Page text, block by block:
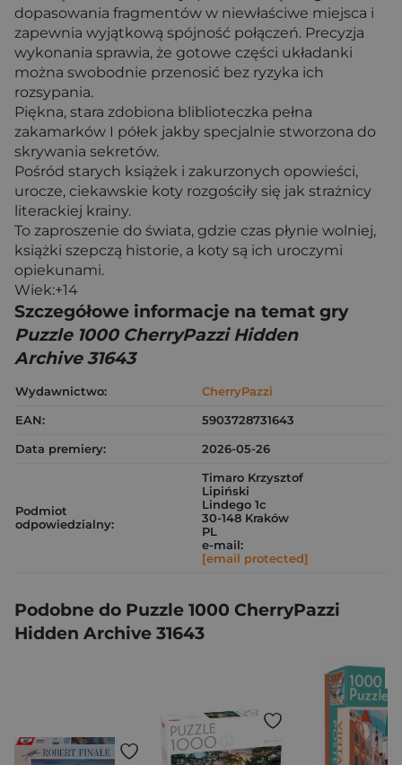
dopasowania fragmentów w niewłaściwe miejsca i
zapewnia wyjątkową spójność połączeń. Precyzja
wykonania sprawia, że gotowe części układanki
można swobodnie przenosić bez ryzyka ich
rozsypania.
Piękna, stara zdobiona bliblioteczka pełna
zakamarków I półek jakby specjalnie stworzona do
skrywania sekretów.
Pośród starych książek i zakurzonych opowieści,
urocze, ciekawskie koty rozgościły się jak strażnicy
literackiej krainy.
To zaproszenie do świata, gdzie czas płynie wolniej,
książki szepczą historie, a koty są ich uroczymi
opiekunami.
Wiek:+14
Szczegółowe informacje na temat gry
Puzzle 1000 CherryPazzi Hidden
Archive 31643
Wydawnictwo:
CherryPazzi
EAN:
5903728731643
Data premiery:
2026-05-26
Podmiot
odpowiedzialny:
Timaro Krzysztof
Lipiński
Lindego 1c
30-148 Kraków
PL
e-mail:
[email protected]
Podobne do Puzzle 1000 CherryPazzi
Hidden Archive 31643